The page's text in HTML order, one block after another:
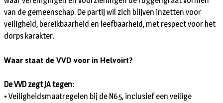
van de gemeenschap. De partij wil zich blijven inzetten voor
veiligheid, bereikbaarheid en leefbaarheid, met respect voor het
dorps karakter.
Waar staat de VVD voor in Helvoirt?
De VVD zegt JA tegen:
• Veiligheidsmaatregelen bij de N65, inclusief een veilige